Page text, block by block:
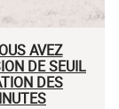
AVEZ
DE SEUIL
DES